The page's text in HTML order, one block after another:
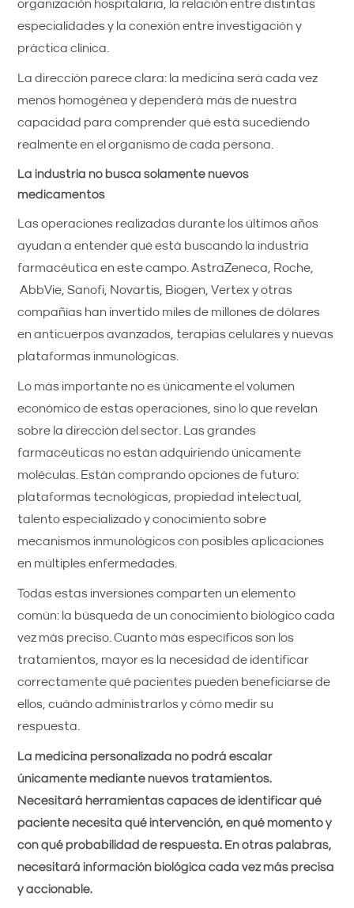
organización hospitalaria, la relación entre distintas
especialidades y la conexión entre investigación y
práctica clínica.
La dirección parece clara: la medicina será cada vez
menos homogénea y dependerá más de nuestra
capacidad para comprender qué está sucediendo
realmente en el organismo de cada persona.
La industria no busca solamente nuevos
medicamentos
Las operaciones realizadas durante los últimos años
ayudan a entender qué está buscando la industria
farmacéutica en este campo. AstraZeneca, Roche,
AbbVie, Sanofi, Novartis, Biogen, Vertex y otras
compañías han invertido miles de millones de dólares
en anticuerpos avanzados, terapias celulares y nuevas
plataformas inmunológicas.
Lo más importante no es únicamente el volumen
económico de estas operaciones, sino lo que revelan
sobre la dirección del sector. Las grandes
farmacéuticas no están adquiriendo únicamente
moléculas. Están comprando opciones de futuro:
plataformas tecnológicas, propiedad intelectual,
talento especializado y conocimiento sobre
mecanismos inmunológicos con posibles aplicaciones
en múltiples enfermedades.
Todas estas inversiones comparten un elemento
común: la búsqueda de un conocimiento biológico cada
vez más preciso. Cuanto más específicos son los
tratamientos, mayor es la necesidad de identificar
correctamente qué pacientes pueden beneficiarse de
ellos, cuándo administrarlos y cómo medir su
respuesta.
La medicina personalizada no podrá escalar
únicamente mediante nuevos tratamientos.
Necesitará herramientas capaces de identificar qué
paciente necesita qué intervención, en qué momento y
con qué probabilidad de respuesta. En otras palabras,
necesitará información biológica cada vez más precisa
y accionable.